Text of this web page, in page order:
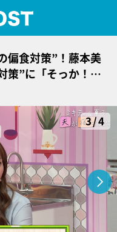
偏食対策”！藤本美
策”に「そっか！」
3/4